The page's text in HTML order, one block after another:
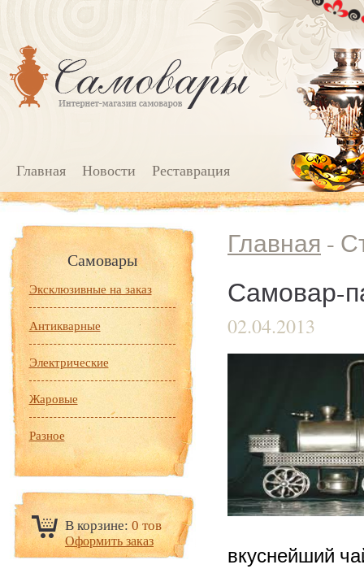
Главная Новости Реставрация
Самовары
Эксклюзивные на заказ
Антикварные
Электрические
Жаровые
Разное
В корзине: 0 тов
Оформить заказ
Главная -
Самовар-
02.04.2013
вкуснейший